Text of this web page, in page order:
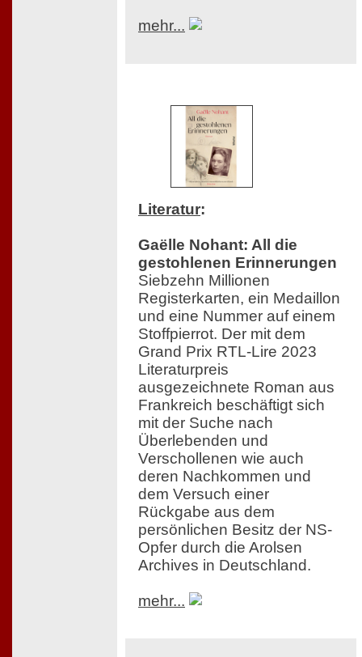
mehr...
Literatur:
Gaëlle Nohant: All die
gestohlenen Erinnerungen
Siebzehn Millionen
Registerkarten, ein Medaillon
und eine Nummer auf einem
Stoffpierrot. Der mit dem
Grand Prix RTL-Lire 2023
Literaturpreis
ausgezeichnete Roman aus
Frankreich beschäftigt sich
mit der Suche nach
Überlebenden und
Verschollenen wie auch
deren Nachkommen und
dem Versuch einer
Rückgabe aus dem
persönlichen Besitz der NS-
Opfer durch die Arolsen
Archives in Deutschland.
mehr...